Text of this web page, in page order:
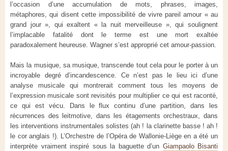
l’occasion d’une accumulation de mots, phrases, images,
métaphores, qui disent cette impossibilité de vivre pareil amour « au
grand jour », qui exaltent « la nuit merveilleuse », qui soulignent
l’implacable fatalité dont le terme est une mort exaltée
paradoxalement heureuse. Wagner s’est approprié cet amour-passion.
Mais la musique, sa musique, transcende tout cela pour le porter à un
incroyable degré d’incandescence. Ce n’est pas le lieu ici d’une
analyse musicale qui montrerait comment tous les moyens de
l’expression musicale sont revisités pour multiplier ce qui est raconté,
ce qui est vécu. Dans le flux continu d’une partition, dans les
récurrences des leitmotive, dans les étagements orchestraux, dans
les interventions instrumentales solistes (ah ! la clarinette basse ! ah !
le cor anglais !). L’Orchestre de l’Opéra de Wallonie-Liège en a été un
interprète vraiment inspiré sous la baguette d’un Giampaolo Bisanti